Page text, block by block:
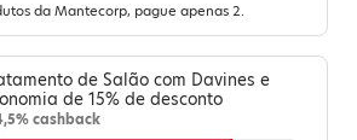
da Mantecorp, pague apenas 2.
de Salão com Davines e
de 15% de desconto
cashback